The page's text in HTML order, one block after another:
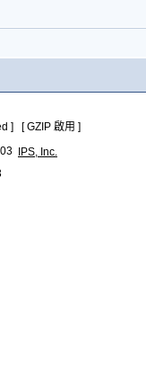
] [ GZIP 啟用 ]
IPS, Inc.